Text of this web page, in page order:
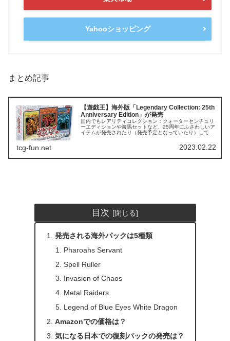
Yahooショッピング
まとめ記事
【遊戯王】海外版「Legendary Collection: 25th
Anniversary Edition」が発売
国内でもレアリティコレクション：クォーターセンチュリ
ーエディションや海馬セットなど、25周年にふさわしいア
イテムが発売されたり（発売予定となっていたり）してい
tcg-fun.net 2023.02.22
目次
発売される海外パックは5種類
Pharoahs Servant
Spell Ruller
Invasion of Chaos
Metal Raiders
Legend of Blue Eyes White Dragon
Amazonでの価格は？
気になる日本での復刻パックの発売は？